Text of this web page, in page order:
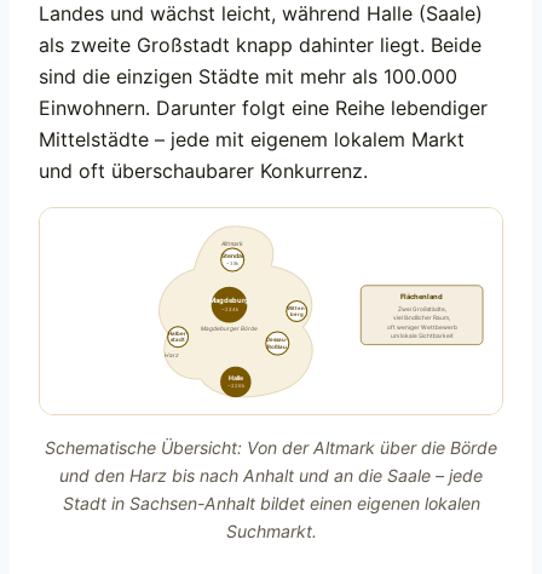
Landes und wächst leicht, während Halle (Saale)
als zweite Großstadt knapp dahinter liegt. Beide
sind die einzigen Städte mit mehr als 100.000
Einwohnern. Darunter folgt eine Reihe lebendiger
Mittelstädte – jede mit eigenem lokalem Markt
und oft überschaubarer Konkurrenz.
Altmark
Stendal
~39k
Magdeburg
~244k
Magdeburger Börde
Halber-
stadt
Harz
Dessau-
Roßlau
Witten-
berg
Halle
~226k
Flächenland
Zwei Großstädte,
viel ländlicher Raum,
oft weniger Wettbewerb
um lokale Sichtbarkeit
Schematische Übersicht: Von der Altmark über die Börde
und den Harz bis nach Anhalt und an die Saale – jede
Stadt in Sachsen-Anhalt bildet einen eigenen lokalen
Suchmarkt.